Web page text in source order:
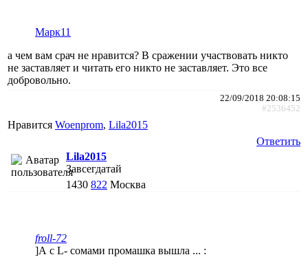
Марк11
а чем вам срач не нравится? В сражении участвовать никто
не заставляет и читать его никто не заставляет. Это все
добровольно.
22/09/2018 20:08:15
#2536452
Нравится Woenprom, Lila2015
Ответить
Lila2015
Завсегдатай
1430 822 Москва
froll-72
]А с L- сомами промашка вышла ... :